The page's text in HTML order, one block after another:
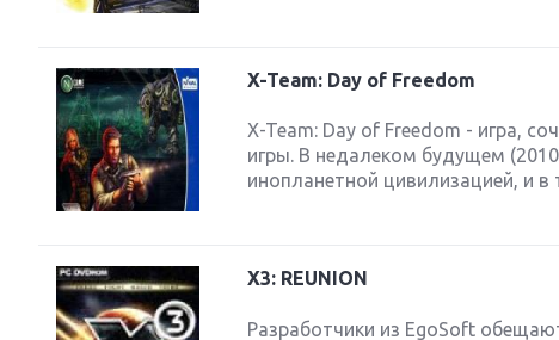
X-Team: Day of Freedom
X-Team: Day of Freedom - игра,
игры. В недалеком будущем (2010
инопланетной цивилизацией, и в
X3: REUNION
Разработчики из EgoSoft